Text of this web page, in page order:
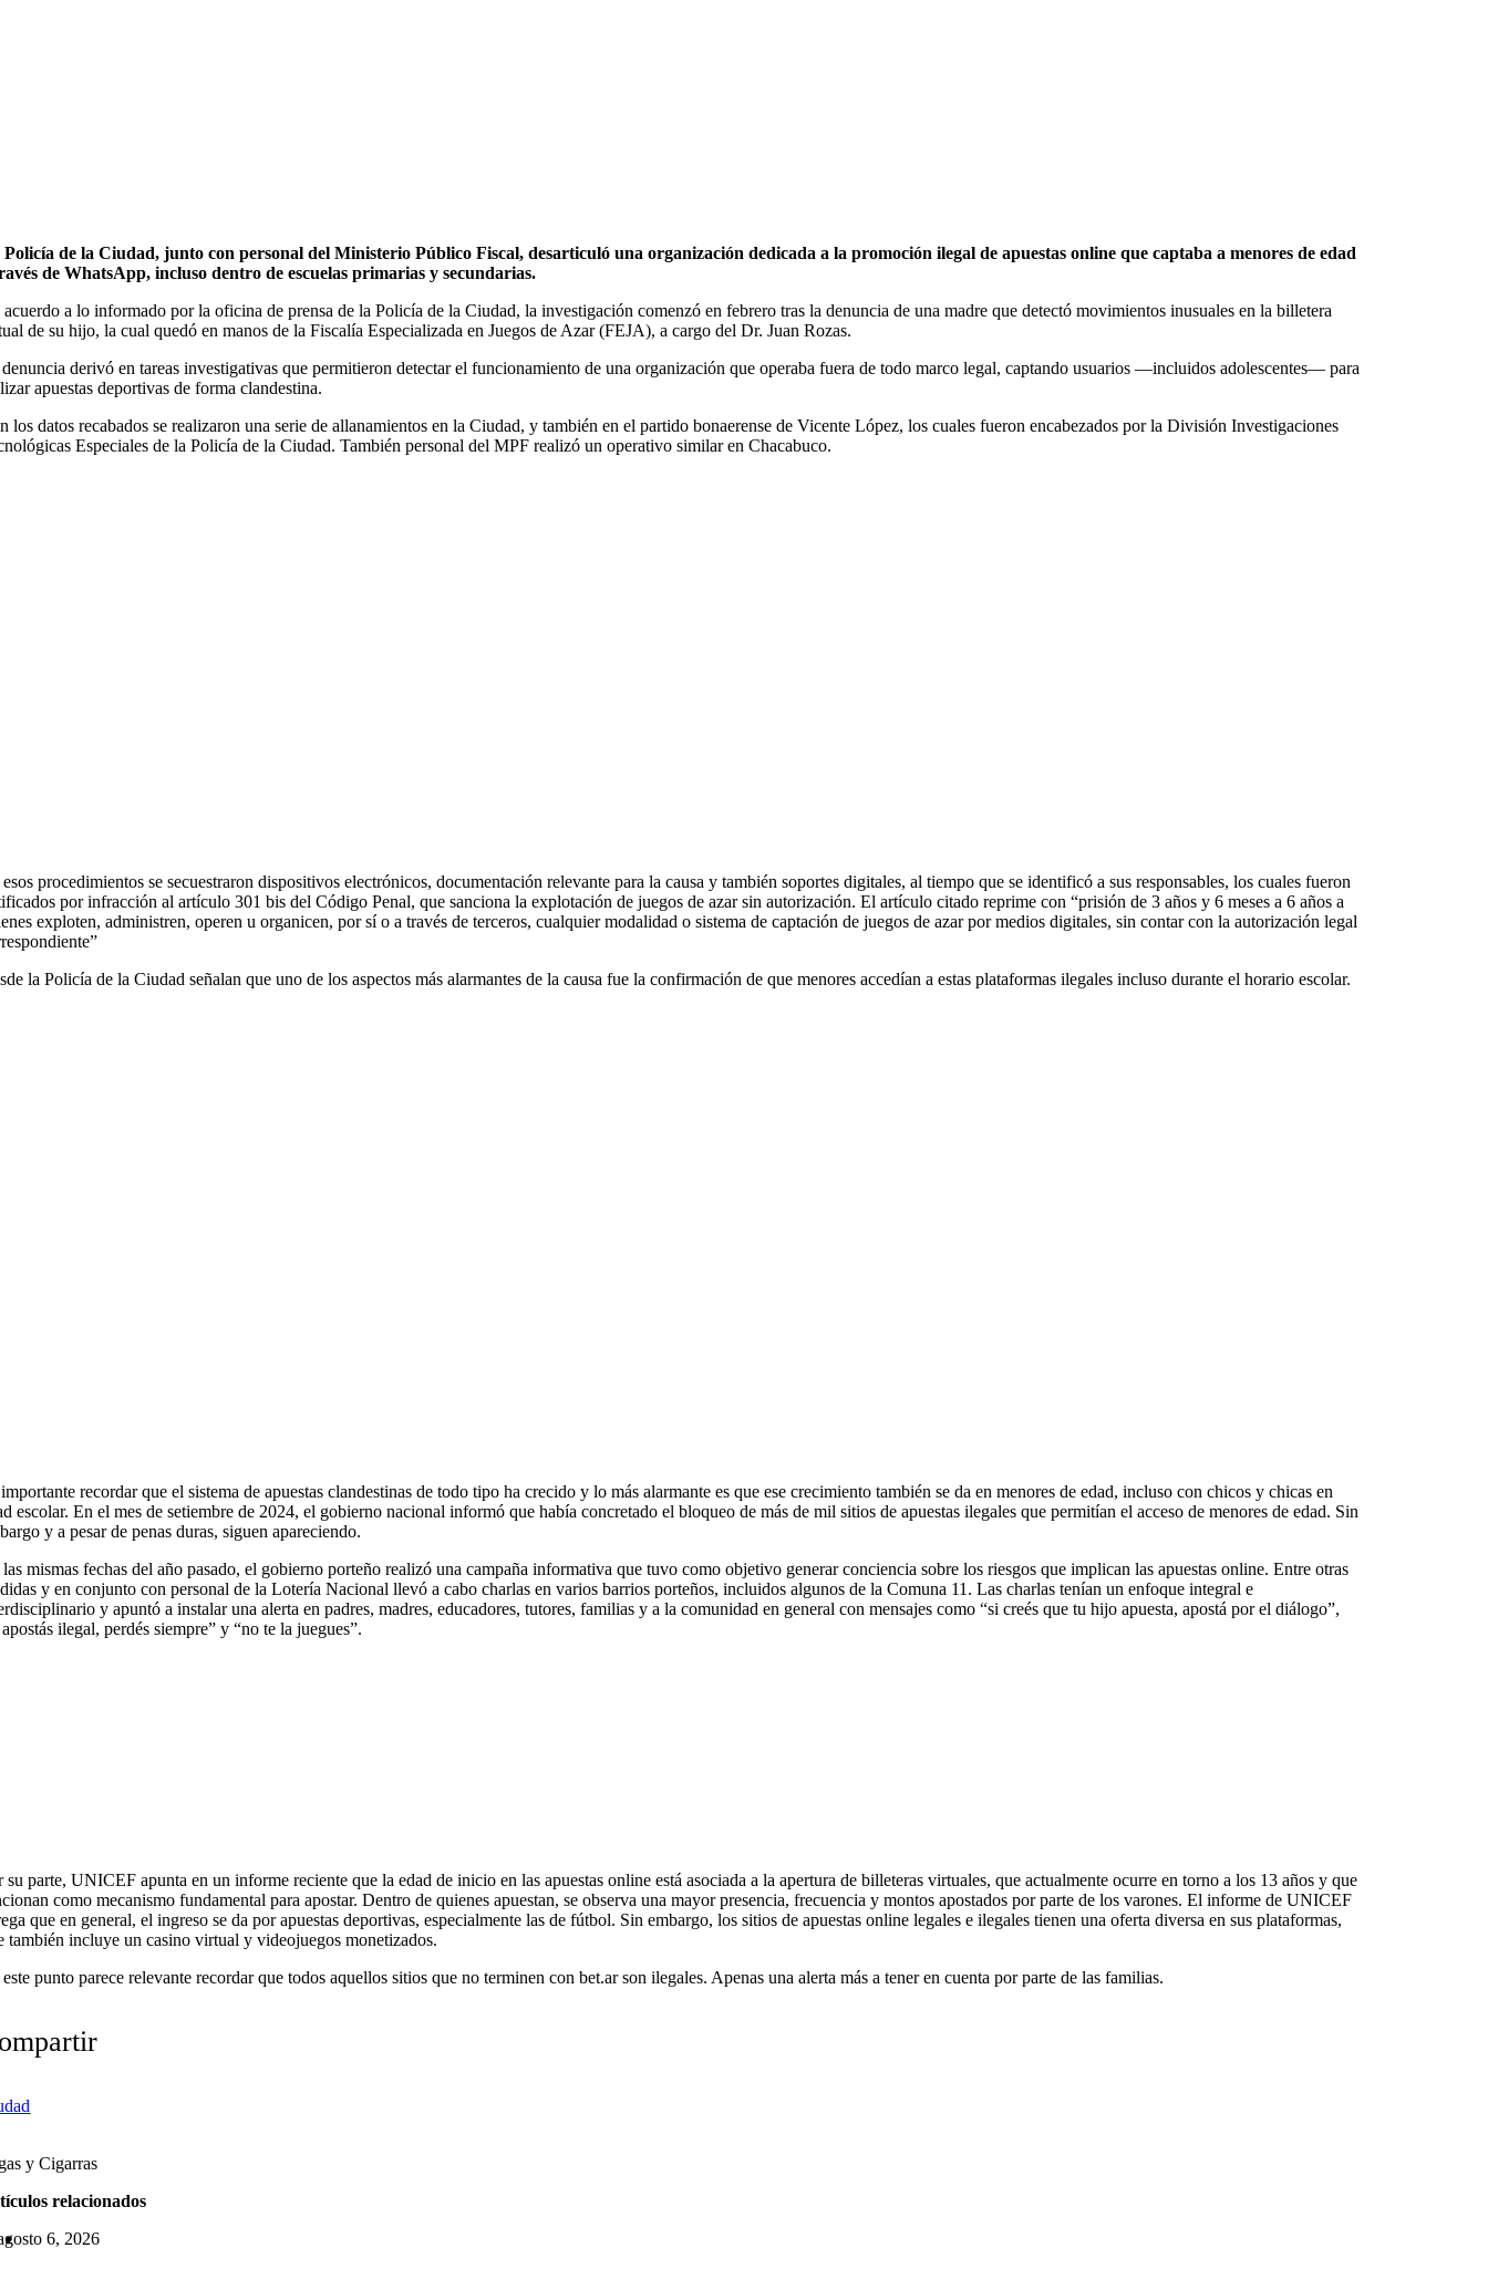
de la Ciudad, junto con personal del Ministerio Público Fiscal, desarticuló una organización dedicada a la promoción ilegal de apuestas online que captaba a menores de edad
de WhatsApp, incluso dentro de escuelas primarias y secundarias.
acuerdo a lo informado por la oficina de prensa de la Policía de la Ciudad, la investigación comenzó en febrero tras la denuncia de una madre que detectó movimientos inusuales en la billetera
de su hijo, la cual quedó en manos de la Fiscalía Especializada en Juegos de Azar (FEJA), a cargo del Dr. Juan Rozas.
derivó en tareas investigativas que permitieron detectar el funcionamiento de una organización que operaba fuera de todo marco legal, captando usuarios —incluidos adolescentes— para
apuestas deportivas de forma clandestina.
los datos recabados se realizaron una serie de allanamientos en la Ciudad, y también en el partido bonaerense de Vicente López, los cuales fueron encabezados por la División Investigaciones
Especiales de la Policía de la Ciudad. También personal del MPF realizó un operativo similar en Chacabuco.
procedimientos se secuestraron dispositivos electrónicos, documentación relevante para la causa y también soportes digitales, al tiempo que se identificó a sus responsables, los cuales fueron
por infracción al artículo 301 bis del Código Penal, que sanciona la explotación de juegos de azar sin autorización. El artículo citado reprime con “prisión de 3 años y 6 meses a 6 años a
exploten, administren, operen u organicen, por sí o a través de terceros, cualquier modalidad o sistema de captación de juegos de azar por medios digitales, sin contar con la autorización legal
la Policía de la Ciudad señalan que uno de los aspectos más alarmantes de la causa fue la confirmación de que menores accedían a estas plataformas ilegales incluso durante el horario escolar.
recordar que el sistema de apuestas clandestinas de todo tipo ha crecido y lo más alarmante es que ese crecimiento también se da en menores de edad, incluso con chicos y chicas en
escolar. En el mes de setiembre de 2024, el gobierno nacional informó que había concretado el bloqueo de más de mil sitios de apuestas ilegales que permitían el acceso de menores de edad. Sin
y a pesar de penas duras, siguen apareciendo.
mismas fechas del año pasado, el gobierno porteño realizó una campaña informativa que tuvo como objetivo generar conciencia sobre los riesgos que implican las apuestas online. Entre otras
y en conjunto con personal de la Lotería Nacional llevó a cabo charlas en varios barrios porteños, incluidos algunos de la Comuna 11. Las charlas tenían un enfoque integral e
y apuntó a instalar una alerta en padres, madres, educadores, tutores, familias y a la comunidad en general con mensajes como “si creés que tu hijo apuesta, apostá por el diálogo”,
ilegal, perdés siempre” y “no te la juegues”.
su parte, UNICEF apunta en un informe reciente que la edad de inicio en las apuestas online está asociada a la apertura de billeteras virtuales, que actualmente ocurre en torno a los 13 años y que
como mecanismo fundamental para apostar. Dentro de quienes apuestan, se observa una mayor presencia, frecuencia y montos apostados por parte de los varones. El informe de UNICEF
que en general, el ingreso se da por apuestas deportivas, especialmente las de fútbol. Sin embargo, los sitios de apuestas online legales e ilegales tienen una oferta diversa en sus plataformas,
también incluye un casino virtual y videojuegos monetizados.
punto parece relevante recordar que todos aquellos sitios que no terminen con bet.ar son ilegales. Apenas una alerta más a tener en cuenta por parte de las familias.
y Cigarras
relacionados
6, 2026